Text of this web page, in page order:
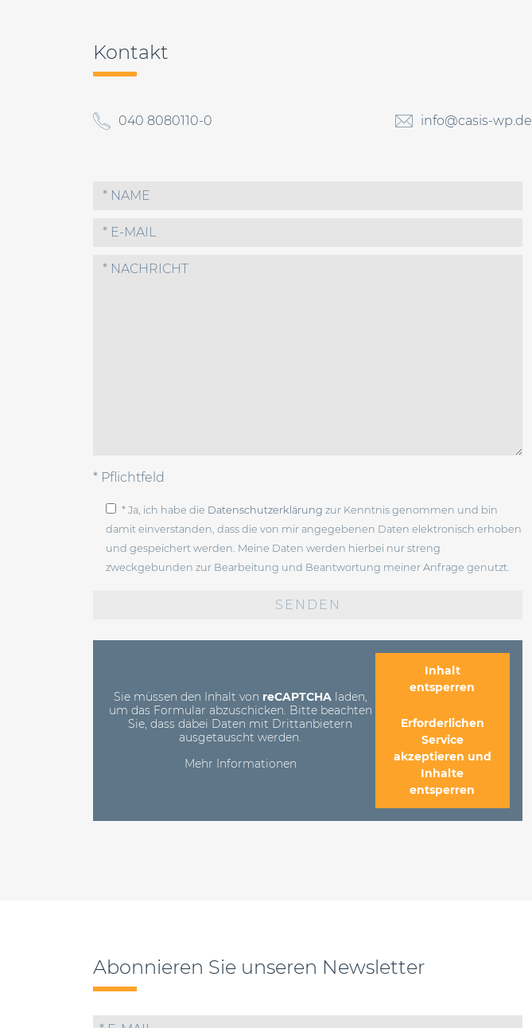
Kontakt
040 8080110-0 info@casis-wp.de
* Pflichtfeld
* Ja, ich habe die Datenschutzerklärung zur Kenntnis genommen und bin
damit einverstanden, dass die von mir angegebenen Daten elektronisch erhoben
und gespeichert werden. Meine Daten werden hierbei nur streng
zweckgebunden zur Bearbeitung und Beantwortung meiner Anfrage genutzt.
Feld
Sie müssen den Inhalt von reCAPTCHAladen,
um das Formular abzuschicken. Bitte beachten
Sie, dass dabei Daten mit Drittanbietern
ausgetauscht werden.
Mehr Informationen
Inhalt
entsperren
Erforderlichen
Service
akzeptieren und
Inhalte
entsperren
Abonnieren Sie unseren Newsletter